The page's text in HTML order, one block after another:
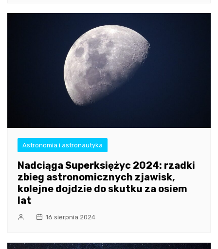
Astronomia i astronautyka
Nadciąga Superksiężyc 2024: rzadki
zbieg astronomicznych zjawisk,
kolejne dojdzie do skutku za osiem
lat
16 sierpnia 2024